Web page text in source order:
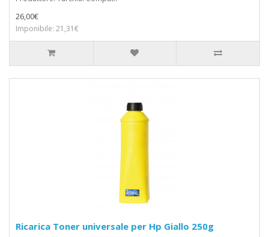
26,00€
Imponibile: 21,31€
Ricarica Toner universale per Hp Giallo 250g